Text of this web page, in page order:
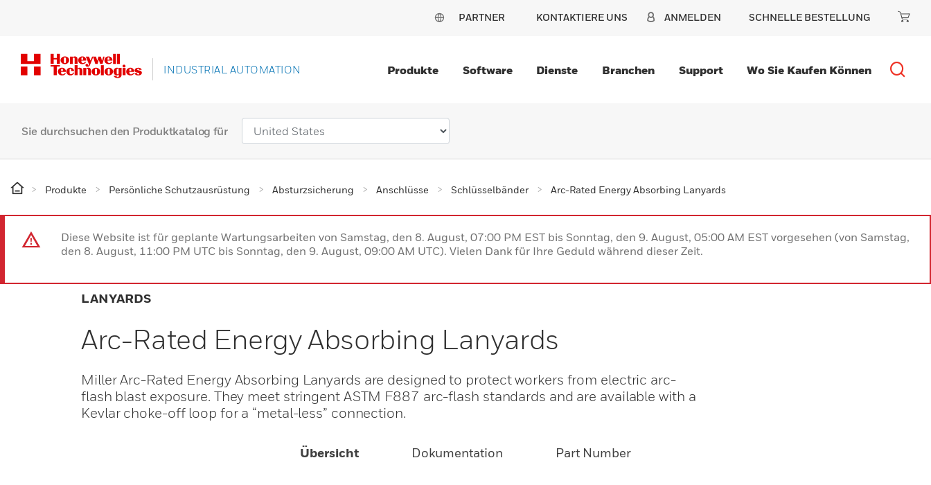
PARTNER KONTAKTIERE UNS ANMELDEN SCHNELLE BESTELLUNG
INDUSTRIAL AUTOMATION Produkte Software Dienste Branchen Support Wo Sie Kaufen Können
Sie durchsuchen den Produktkatalog für
Produkte Persönliche Schutzausrüstung Absturzsicherung Anschlüsse Schlüsselbänder Arc-Rated Energy Absorbing Lanyards
Diese Website ist für geplante Wartungsarbeiten von Samstag, den 8. August, 07:00 PM EST bis Sonntag, den 9. August, 05:00 AM EST vorgesehen (von Samstag,
den 8. August, 11:00 PM UTC bis Sonntag, den 9. August, 09:00 AM UTC). Vielen Dank für Ihre Geduld während dieser Zeit.
LANYARDS
Arc-Rated Energy Absorbing Lanyards
Miller Arc-Rated Energy Absorbing Lanyards are designed to protect workers from electric arc-
flash blast exposure. They meet stringent ASTM F887 arc-flash standards and are available with a
Kevlar choke-off loop for a “metal-less” connection.
Übersicht Dokumentation Part Number